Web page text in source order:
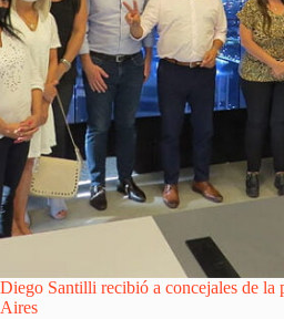
Diego Santilli recibió a concejales de la
Aires